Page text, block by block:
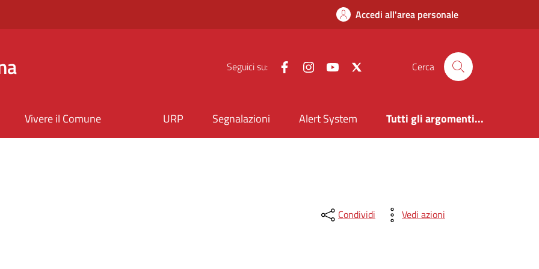
Accedi all'area personale
Seguici su: FacebookInstagramYouTube Cerca
Vivere il Comune URP Segnalazioni Alert System Tutti gli argomenti...
Condividi Vedi azioni